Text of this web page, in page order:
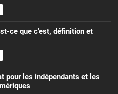
ce que c'est, définition et
pour les indépendants et les